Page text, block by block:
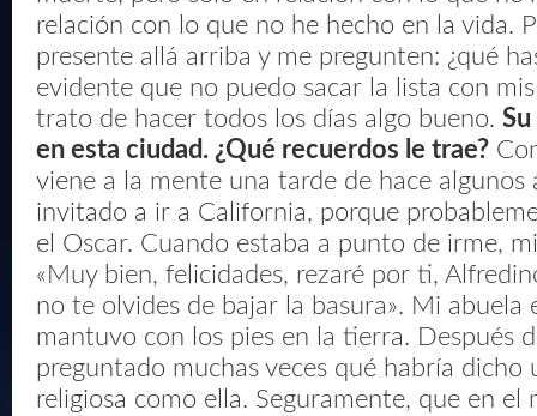
relación con lo que no he hecho en la vida.
presente allá arriba y me pregunten: ¿qué
evidente que no puedo sacar la lista con
trato de hacer todos los días algo bueno.
en esta ciudad. ¿Qué recuerdos le trae?
viene a la mente una tarde de hace algunos
invitado a ir a California, porque
el Oscar. Cuando estaba a punto de irme,
«Muy bien, felicidades, rezaré por ti,
no te olvides de bajar la basura». Mi abuela
mantuvo con los pies en la tierra. Después
preguntado muchas veces qué habría dicho
religiosa como ella. Seguramente, que en el